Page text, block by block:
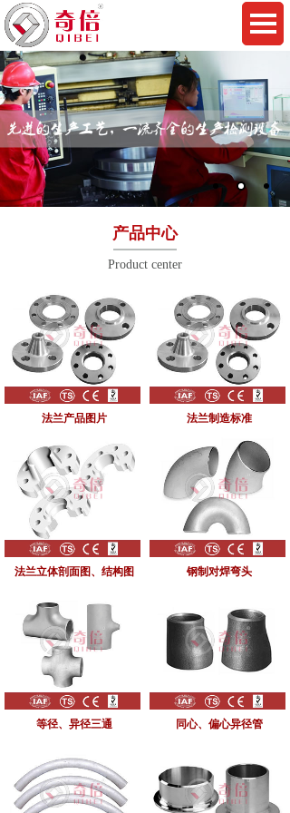
产品中心
Product center
法兰产品图片 法兰制造标准
法兰立体剖面图、结构图 钢制对焊弯头
等径、异径三通 同心、偏心异径管